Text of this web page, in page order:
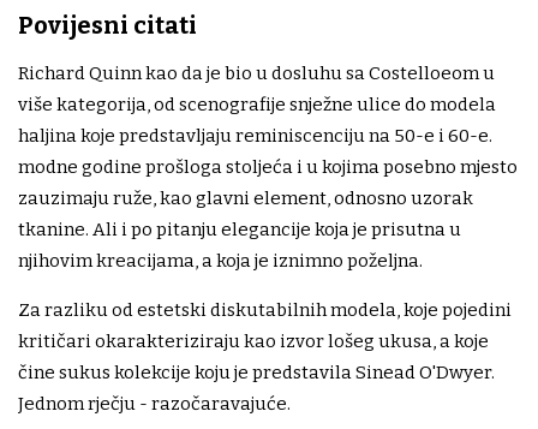
Povijesni citati
Richard Quinn kao da je bio u dosluhu sa Costelloeom u
više kategorija, od scenografije snježne ulice do modela
haljina koje predstavljaju reminiscenciju na 50-e i 60-e.
modne godine prošloga stoljeća i u kojima posebno mjesto
zauzimaju ruže, kao glavni element, odnosno uzorak
tkanine. Ali i po pitanju elegancije koja je prisutna u
njihovim kreacijama, a koja je iznimno poželjna.
Za razliku od estetski diskutabilnih modela, koje pojedini
kritičari okarakteriziraju kao izvor lošeg ukusa, a koje
čine sukus kolekcije koju je predstavila Sinead O'Dwyer.
Jednom rječju - razočaravajuće.